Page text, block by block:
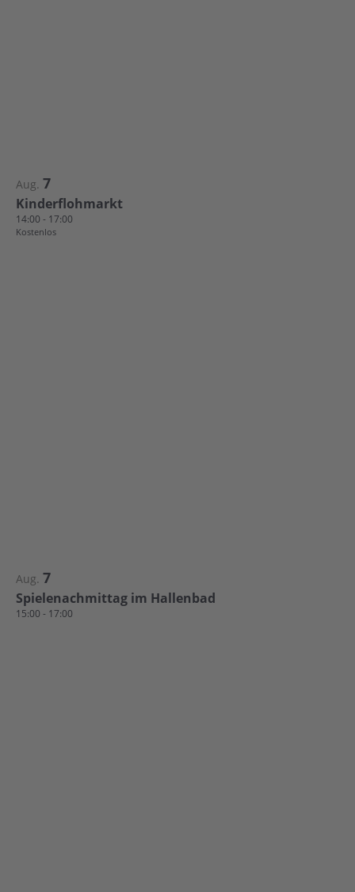
Aug. 7
Kinderflohmarkt
14:00 - 17:00
Kostenlos
Aug. 7
Spielenachmittag im Hallenbad
15:00 - 17:00